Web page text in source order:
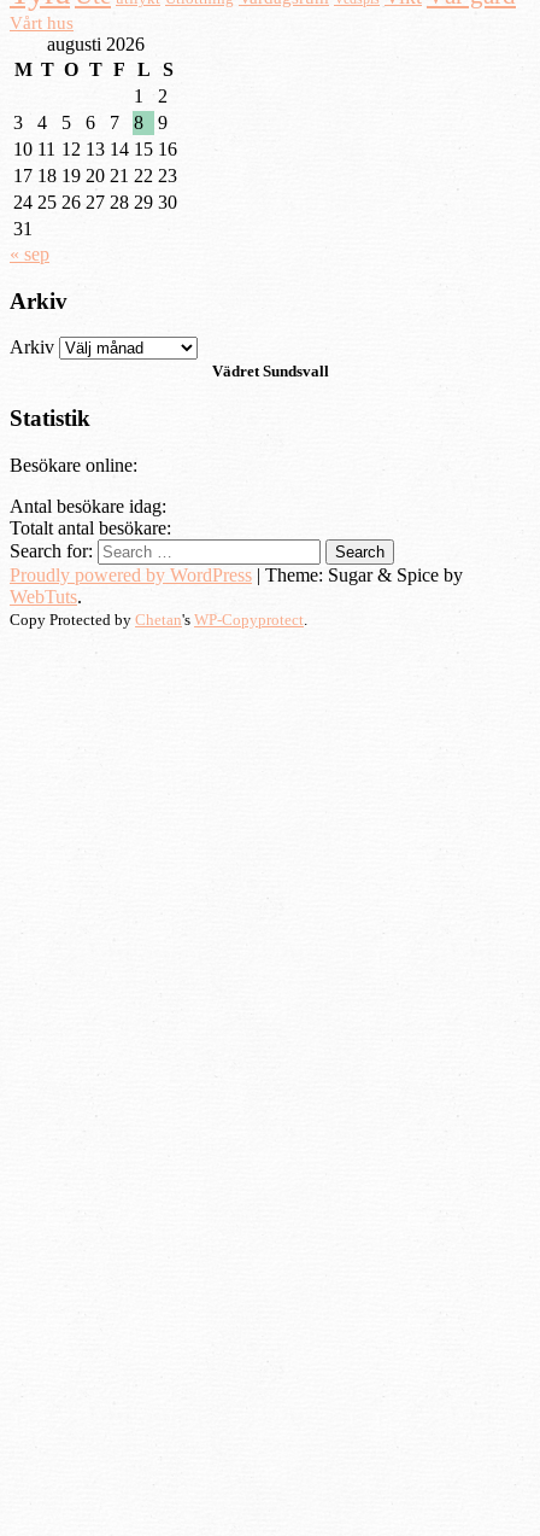
Vårt hus
augusti 2026
M T O T F L
S
1
2
3
4 5 6 7 8
9
10 11 12 13 14 15 16
17 18 19 20 21 22 23
24 25 26 27 28 29 30
31
« sep
Arkiv
Arkiv
VädretSundsvall
Statistik
Besökare online:
Antal besökare idag:
Totalt antal besökare:
Search for:
Proudly powered by WordPress | Theme: Sugar & Spice by
WebTuts.
Copy Protected by Chetan's WP-Copyprotect